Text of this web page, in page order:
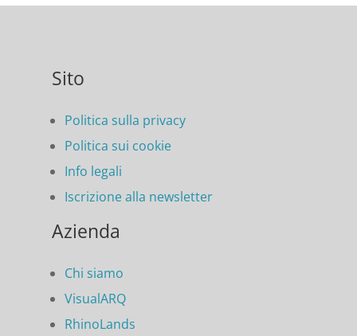
Sito
Politica sulla privacy
Politica sui cookie
Info legali
Iscrizione alla newsletter
Azienda
Chi siamo
VisualARQ
RhinoLands